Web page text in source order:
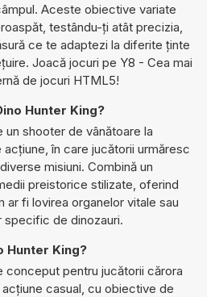
Aceste obiective variate
testându-ți atât precizia,
ce te adaptezi la diferite ținte
Joacă jocuri pe Y8 - Cea mai
de jocuri HTML5!
Hunter King?
un shooter de vânătoare la
acțiune, în care jucătorii urmăresc
misiuni. Combină un
preistorice stilizate, oferind
ar fi lovirea organelor vitale sau
specific de dinozauri.
Hunter King?
conceput pentru jucătorii cărora
casual, cu obiective de